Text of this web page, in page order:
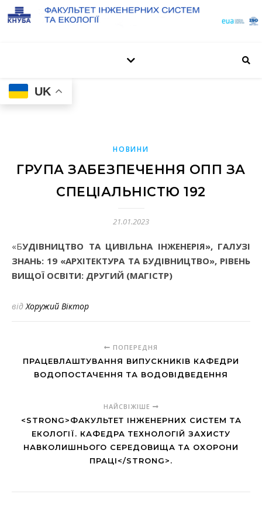
UK
НОВИНИ
ГРУПА ЗАБЕЗПЕЧЕННЯ ОПП ЗА
СПЕЦІАЛЬНІСТЮ 192
21.01.2023
«БУДІВНИЦТВО ТА ЦИВІЛЬНА ІНЖЕНЕРІЯ», ГАЛУЗІ
ЗНАНЬ: 19 «АРХІТЕКТУРА ТА БУДІВНИЦТВО», РІВЕНЬ
ВИЩОЇ ОСВІТИ: ДРУГИЙ (МАГІСТР)
відХоружий Віктор
ПОПЕРЕДНЯ
ПРАЦЕВЛАШТУВАННЯ ВИПУСКНИКІВ КАФЕДРИ
ВОДОПОСТАЧЕННЯ ТА ВОДОВІДВЕДЕННЯ
НАЙСВІЖІШЕ
<STRONG>ФАКУЛЬТЕТ ІНЖЕНЕРНИХ СИСТЕМ ТА
ЕКОЛОГІЇ. КАФЕДРА ТЕХНОЛОГІЙ ЗАХИСТУ
НАВКОЛИШНЬОГО СЕРЕДОВИЩА ТА ОХОРОНИ
ПРАЦІ</STRONG>.